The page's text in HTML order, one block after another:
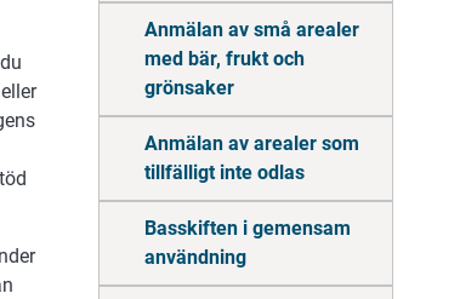
Anmälan av små arealer
med bär, frukt och
grönsaker
Anmälan av arealer som
tillfälligt inte odlas
Basskiften i gemensam
användning